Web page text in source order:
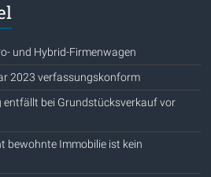
und Hybrid-Firmenwagen
2023 verfassungskonform
entfällt bei Grundstücksverkauf vor
bewohnte Immobilie ist kein